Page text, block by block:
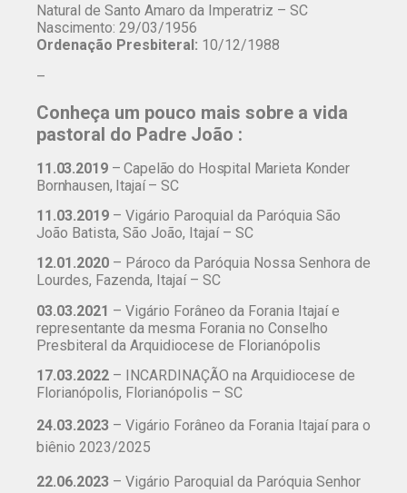
Natural de Santo Amaro da Imperatriz – SC
Nascimento: 29/03/1956
Ordenação Presbiteral: 10/12/1988
–
Conheça um pouco mais sobre a vida
pastoral do Padre João :
11.03.2019– Capelão do Hospital Marieta Konder
Bornhausen, Itajaí – SC
11.03.2019 – Vigário Paroquial da Paróquia São
João Batista, São João, Itajaí – SC
12.01.2020 – Pároco da Paróquia Nossa Senhora de
Lourdes, Fazenda, Itajaí – SC
03.03.2021 – Vigário Forâneo da Forania Itajaí e
representante da mesma Forania no Conselho
Presbiteral da Arquidiocese de Florianópolis
17.03.2022 – INCARDINAÇÃO na Arquidiocese de
Florianópolis, Florianópolis – SC
24.03.2023 – Vigário Forâneo da Forania Itajaí para o
biênio 2023/2025
22.06.2023 – Vigário Paroquial da Paróquia Senhor